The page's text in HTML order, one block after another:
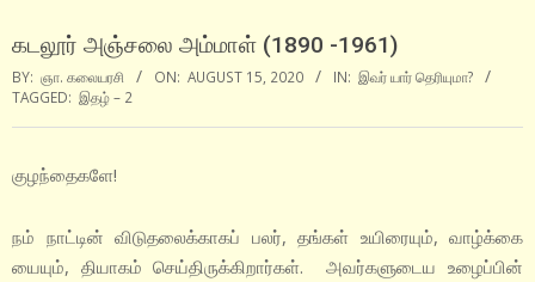
கடலூர் அஞ்சலை அம்மாள் (1890 -1961)
BY: ஞா. கலையரசி ON: AUGUST 15, 2020 IN: இவர் யார் தெரியுமா?
TAGGED: இதழ் – 2
குழந்தைகளே!
நம் நாட்டின் விடுதலைக்காகப் பலர், தங்கள் உயிரையும், வாழ்க்கை
யையும், தியாகம் செய்திருக்கிறார்கள். அவர்களுடைய உழைப்பின்